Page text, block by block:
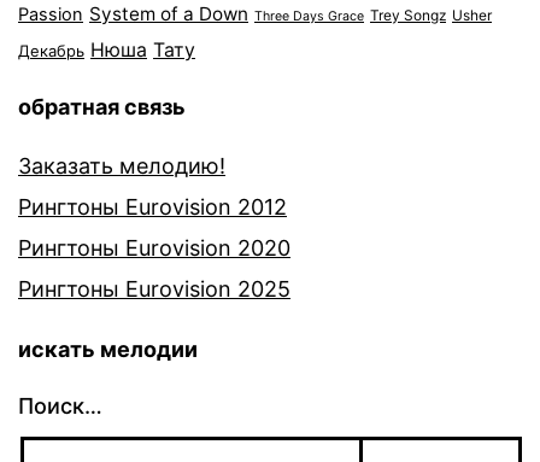
Passion System of a Down Three Days Grace Trey Songz Usher
Декабрь Нюша Тату
обратная связь
Заказать мелодию!
Рингтоны Eurovision 2012
Рингтоны Eurovision 2020
Рингтоны Eurovision 2025
искать мелодии
Поиск…